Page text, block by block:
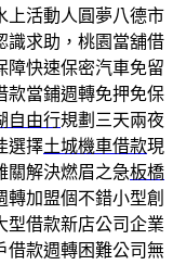
上活動人圓夢八德市
識求助，桃園當舖借
障快速保密汽車免留
款當鋪週轉免押免保
自由行規劃三天兩夜
選擇土城機車借款現
關解決燃眉之急板橋
加盟個不錯小型創
型借款新店公司企業
借款週轉困難公司無